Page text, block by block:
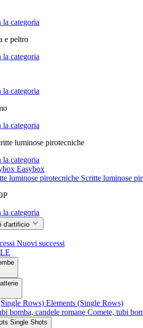
la categoria
e peltro
la categoria
la categoria
la categoria
luminose pirotecniche
la categoria
Easybox
Scritte luminose
la categoria
d'artificio
Nuovi successi
Elements (Single Rows)
Comete, tubi
Single Shots